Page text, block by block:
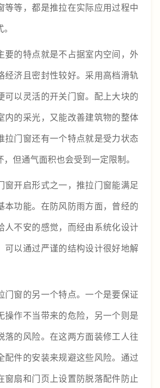
等等，都是推拉在实际应用过程中
要的特点就是不占据室内空间，外
经济且密封性较好。采用高档滑轨
可以灵活的开关门窗。配上大块的
内的采光，又能改善建筑物的整体
拉门窗还有一个特点就是受力状态
但通气面积也会受到一定限制。
窗开启形式之一，推拉门窗能满足
本功能。在防风防雨方面，曾经的
人不安的感觉，而经由系统化设计
可以通过严谨的结构设计很好地解
门窗的另一个特点。一个是要保证
操作不当带来的危险，另一个则是
落的风险。在这两方面装修工人往
配件的安装来规避这些风险。通过
窗扇和门页上设置防脱落配件防止